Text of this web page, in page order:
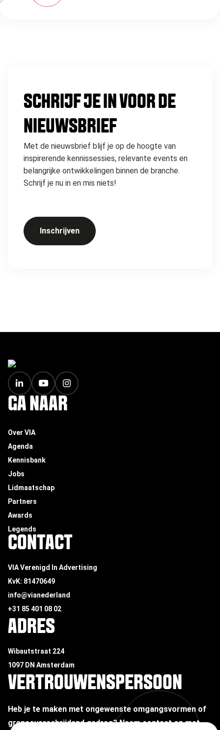
SCHRIJF JE IN VOOR DE
NIEUWSBRIEF
Met de nieuwsbrief blijf je op de hoogte van
inspirerende kennissessies, relevante events en
belangrijke ontwikkelingen binnen de branche.
Schrijf je nu in en mis niets!
Inschrijven
FOOTER
GA NAAR
Over VIA
Agenda
Kennisbank
Jobs
Lidmaatschap
Partners
Awards
Legends
CONTACT
VIA Verenigd In Advertising
KvK: 81470649
info@vianederland
+31 85 401 08 02
ADRES
Wibautstraat 224
1097 DN Amsterdam
VERTROUWENSPERSOON
Heb je te maken met ongewenste omgangsvormen of
grensoverschrijdend gedrag? Neem contact op met